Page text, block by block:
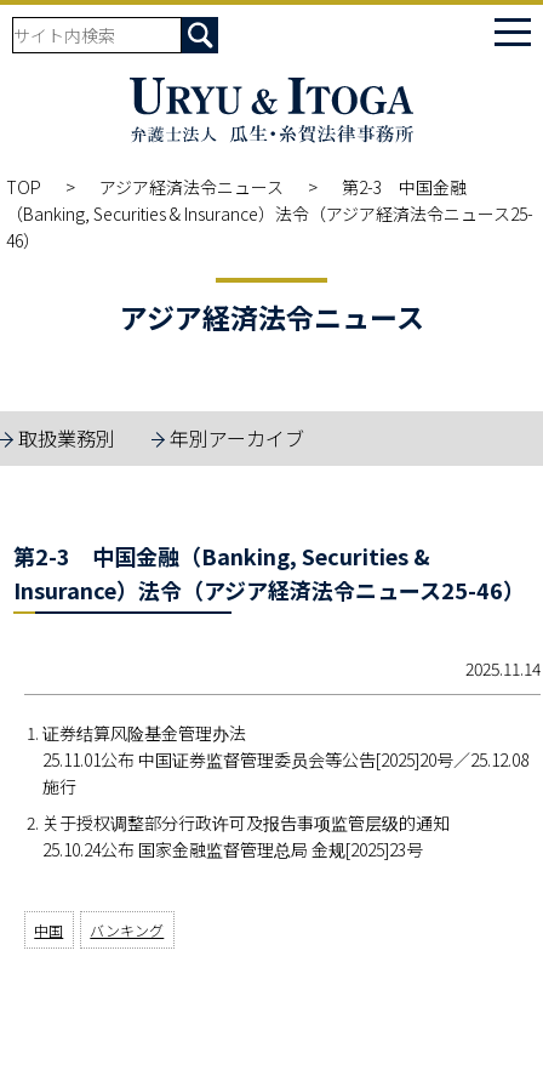
TOP アジア経済法令ニュース
第2-3 中国金融
（Banking, Securities & Insurance）法令（アジア経済法令ニュース25-
46）
アジア経済法令ニュース
取扱業務別 年別アーカイブ
第2-3 中国金融（Banking, Securities &
Insurance）法令（アジア経済法令ニュース25-46）
2025.11.14
证券结算风险基金管理办法
25.11.01公布 中国证券监督管理委员会等公告[2025]20号／25.12.08
施行
关于授权调整部分行政许可及报告事项监管层级的通知
25.10.24公布 国家金融监督管理总局 金规[2025]23号
中国 バンキング